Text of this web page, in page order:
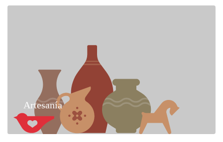
Artesanía